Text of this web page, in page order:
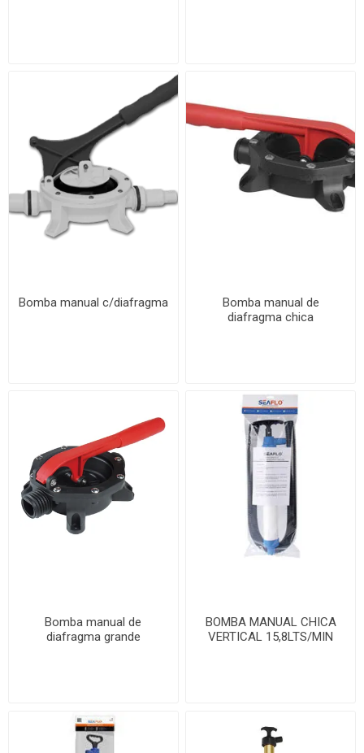
Bomba manual c/diafragma
Bomba manual de
diafragma chica
Bomba manual de
diafragma grande
BOMBA MANUAL CHICA
VERTICAL 15,8LTS/MIN